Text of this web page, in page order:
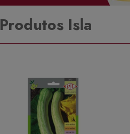
Produtos Isla